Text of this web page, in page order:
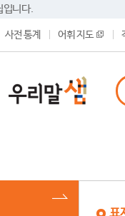
입니다.
사전 통계 어휘 지도